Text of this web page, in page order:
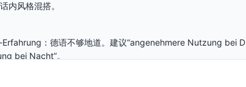
内风格混搭。
：德语不够地道。建议“angenehmere Nutzung bei
bei Nacht”。